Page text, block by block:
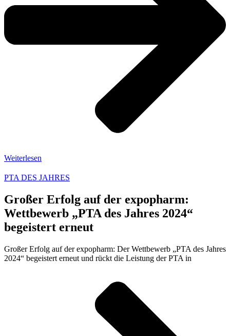
Weiterlesen
PTA DES JAHRES
Großer Erfolg auf der expopharm:
Wettbewerb „PTA des Jahres 2024“
begeistert erneut
Großer Erfolg auf der expopharm: Der Wettbewerb „PTA des Jahres
2024“ begeistert erneut und rückt die Leistung der PTA in